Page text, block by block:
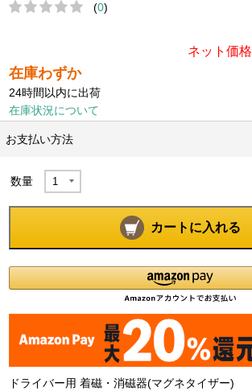
(0)
ネット価格
在庫わずか
24時間以内に出荷
在庫状況について
お支払い方法
数量
カートに入れる
ドライバー用 着磁・消磁器(マグネタイザー)